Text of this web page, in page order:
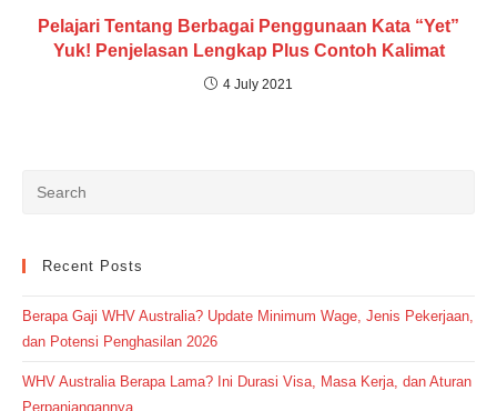
Pelajari Tentang Berbagai Penggunaan Kata “Yet”
Yuk! Penjelasan Lengkap Plus Contoh Kalimat
4 July 2021
Recent Posts
Berapa Gaji WHV Australia? Update Minimum Wage, Jenis Pekerjaan,
dan Potensi Penghasilan 2026
WHV Australia Berapa Lama? Ini Durasi Visa, Masa Kerja, dan Aturan
Perpanjangannya